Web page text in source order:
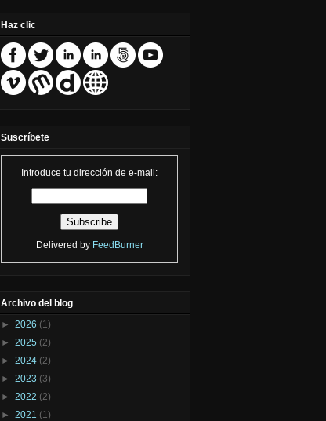
Haz clic
Suscríbete
Introduce tu dirección de e-mail:
Delivered by FeedBurner
Archivo del blog
► 2026 (1)
► 2025 (2)
► 2024 (2)
► 2023 (3)
► 2022 (2)
► 2021 (1)